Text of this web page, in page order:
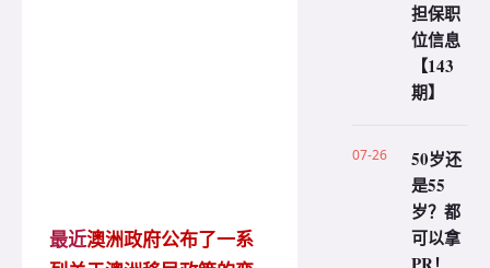
最近澳洲政府公布了一系
担保职
位信息
【143
期】
07-26
50岁还
是55
岁？都
可以拿